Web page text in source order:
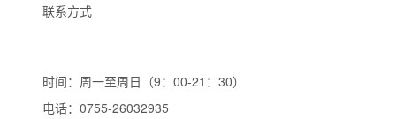
联系方式
时间：周一至周日（9：00-21：30）
电话：0755-26032935